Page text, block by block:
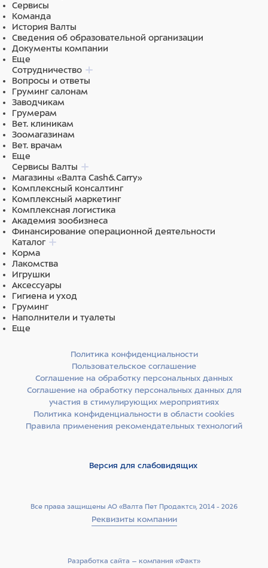
Корм обогащен суперфудами: источниками клетчатки,
витаминов и пребиотиков. Без красителей и
консервантов.
Состав
Состав: дегидрированное мясо индейки 22%,
дегидрированное мясо курицы 6%, рис, овес, жир
животный (свиной, куриный), чечевица зеленая,
гидролизованное мясо ягненка 4%, гидролизованные
мясные белки, сухие пивные дрожжи, витаминно-
минеральный комплекс (A, D, E, C, B1, B2, B4, B6, B12,
ниацин, пантотеновая кислота, биотин, фолиевая
кислота), яблоко, рыбий жир (лососевый), юкка
Шидигера, черника, цикорий, розмарин, пробиотики
(Bacillus subtilis, Baсillus licheniformis).
Питательная ценность:
14,0%, влага 9,0%, сырая зола 7,5%, сырая клетчатка
3,0%.
Энергетическая ценность (средние значения) на 100г:
370,6 ккал.
Витамины и минералы на 1кг:
витамин D 900 ME/кг, витамин E 350 ME/кг, кальций 1,4%,
фосфор 0,9%, цинк 130 мг, медь 10 мг, железо 90 мг, йод
2,5 мг, селен 0,2 мг.
Дегидрированное мясо индейки 22%,
дегидрированное мясо курицы 6%, рис, овес, жир
мясные белки, сухие пивные дрожжи, витаминно-
Сервисы
Команда
История Валты
Сведения об образовательной организации
Документы компании
Еще
Сотрудничество
Вопросы и ответы
Груминг салонам
Заводчикам
Грумерам
Вет. клиникам
Зоомагазинам
Вет. врачам
Еще
Сервисы Валты
Магазины «Валта Cash&Carry»
Комплексный консалтинг
Комплексный маркетинг
Комплексная логистика
Академия зообизнеса
Финансирование операционной деятельности
Каталог
Корма
Лакомства
Игрушки
Аксессуары
Гигиена и уход
Груминг
Наполнители и туалеты
Еще
Все права защищены АО «Валта Пет Продактс», 2014 - 2026
Реквизиты компании
Политика конфиденциальности
Пользовательское соглашение
Соглашение на обработку персональных данных
Соглашение на обработку персональных данных для
участия в стимулирующих мероприятиях
Политика конфиденциальности в области cookies
Правила применения рекомендательных технологий
Версия для слабовидящих
Разработка сайта –­ компания «Факт»